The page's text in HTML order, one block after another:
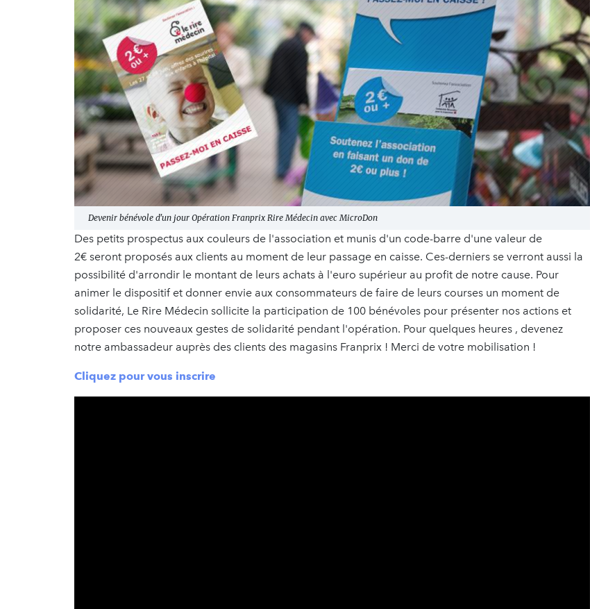
Devenir bénévole d'un jour Opération Franprix Rire Médecin avec MicroDon
Des petits prospectus aux couleurs de l'association et munis d'un code-barre d'une valeur de
2€ seront proposés aux clients au moment de leur passage en caisse. Ces-derniers se verront aussi la
possibilité d'arrondir le montant de leurs achats à l'euro supérieur au profit de notre cause. Pour
animer le dispositif et donner envie aux consommateurs de faire de leurs courses un moment de
solidarité, Le Rire Médecin sollicite la participation de 100 bénévoles pour présenter nos actions et
proposer ces nouveaux gestes de solidarité pendant l'opération. Pour quelques heures , devenez
notre ambassadeur auprès des clients des magasins Franprix ! Merci de votre mobilisation !
Cliquez pour vous inscrire